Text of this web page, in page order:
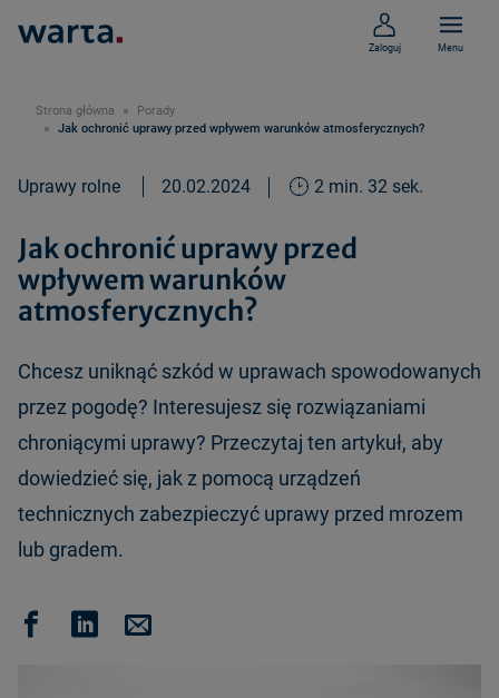
Zaloguj Menu
Strona główna
Porady
Jak ochronić uprawy przed wpływem warunków atmosferycznych?
Uprawy rolne 20.02.2024 2 min. 32 sek.
Jak ochronić uprawy przed
wpływem warunków
atmosferycznych?
Chcesz uniknąć szkód w uprawach spowodowanych
przez pogodę? Interesujesz się rozwiązaniami
chroniącymi uprawy? Przeczytaj ten artykuł, aby
dowiedzieć się, jak z pomocą urządzeń
technicznych zabezpieczyć uprawy przed mrozem
lub gradem.